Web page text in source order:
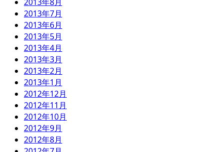
2013年7月
2013年6月
2013年5月
2013年4月
2013年3月
2013年2月
2013年1月
2012年12月
2012年11月
2012年10月
2012年9月
2012年8月